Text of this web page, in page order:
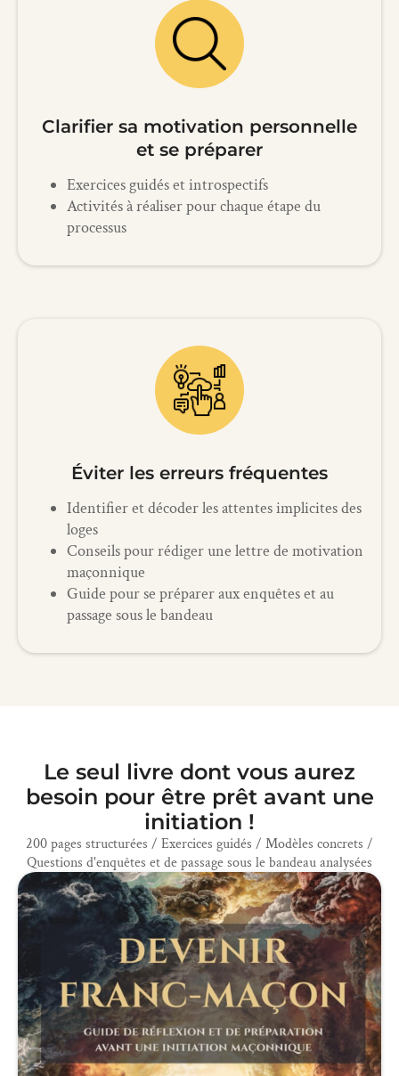
Clarifier sa motivation personnelle
et se préparer
Exercices guidés et introspectifs
Activités à réaliser pour chaque étape du
processus
Éviter les erreurs fréquentes
Identifier et décoder les attentes implicites des
loges
Conseils pour rédiger une lettre de motivation
maçonnique
Guide pour se préparer aux enquêtes et au
passage sous le bandeau
Le seul livre dont vous aurez
besoin pour être prêt avant une
initiation !
200 pages structurées / Exercices guidés / Modèles concrets /
Questions d'enquêtes et de passage sous le bandeau analysées